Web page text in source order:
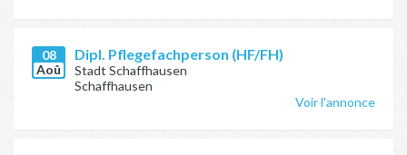
08
Aoû
Dipl. Pflegefachperson (HF/FH)
Stadt Schaffhausen
Schaffhausen
Voir l'annonce